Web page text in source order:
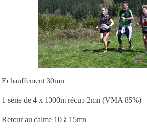
Echauffement 30mn
1 série de 4 x 1000m récup 2mn (VMA 85%)
Retour au calme 10 à 15mn